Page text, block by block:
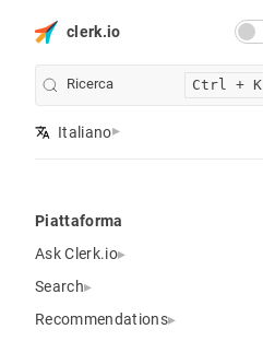
clerk.io
Ricerca Ctrl + K
Italiano
Piattaforma
Ask Clerk.io
Search
Recommendations